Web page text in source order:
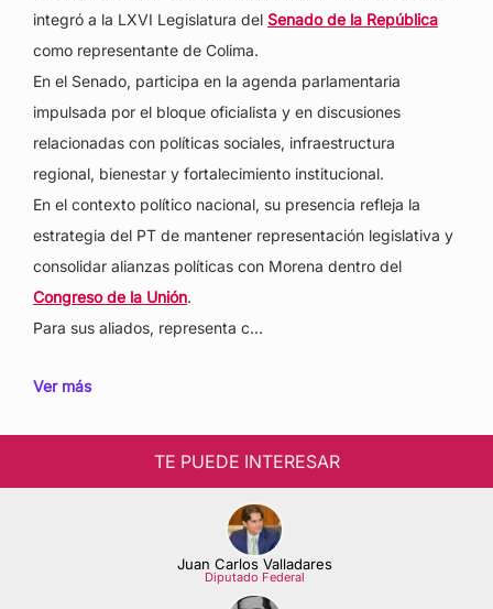
integró a la LXVI Legislatura del Senado de la República
como representante de Colima.
En el Senado, participa en la agenda parlamentaria
impulsada por el bloque oficialista y en discusiones
relacionadas con políticas sociales, infraestructura
regional, bienestar y fortalecimiento institucional.
En el contexto político nacional, su presencia refleja la
estrategia del PT de mantener representación legislativa y
consolidar alianzas políticas con Morena dentro del
Congreso de la Unión.
Para sus aliados, representa c…
Ver más
TE PUEDE INTERESAR
Juan Carlos Valladares
Diputado Federal